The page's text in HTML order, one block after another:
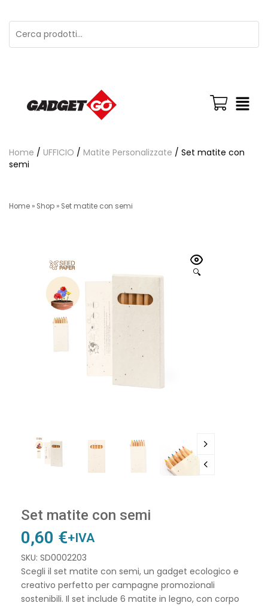
Home / UFFICIO / Matite Personalizzate / Set matite con
semi
Home » Shop » Set matite con semi
🔍
Set matite con semi
0,60 €+IVA
SKU: SD0002203
Scegli il set matite con semi, un gadget ecologico e
creativo perfetto per campagne promozionali
sostenibili. Il set include 6 matite in legno, con corpo